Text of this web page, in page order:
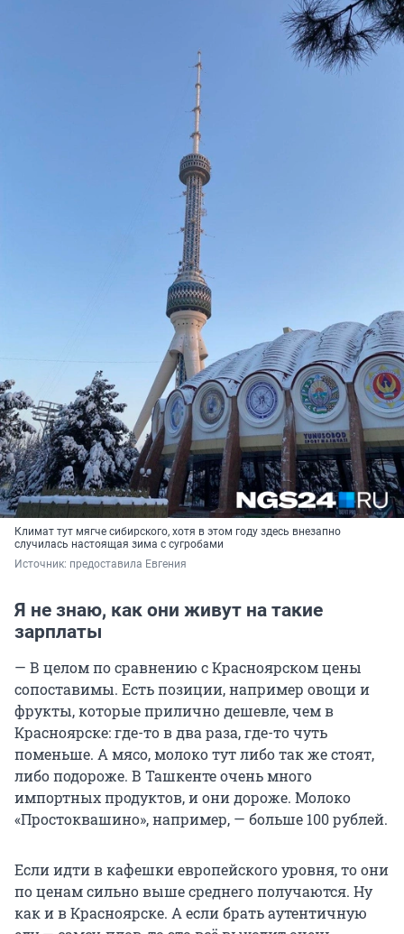
Климат тут мягче сибирского, хотя в этом году здесь внезапно
случилась настоящая зима с сугробами
Источник: предоставила Евгения
Я не знаю, как они живут на такие
зарплаты
— В целом по сравнению с Красноярском цены
сопоставимы. Есть позиции, например овощи и
фрукты, которые прилично дешевле, чем в
Красноярске: где-то в два раза, где-то чуть
поменьше. А мясо, молоко тут либо так же стоят,
либо подороже. В Ташкенте очень много
импортных продуктов, и они дороже. Молоко
«Простоквашино», например, — больше 100 рублей.
Если идти в кафешки европейского уровня, то они
по ценам сильно выше среднего получаются. Ну
как и в Красноярске. А если брать аутентичную